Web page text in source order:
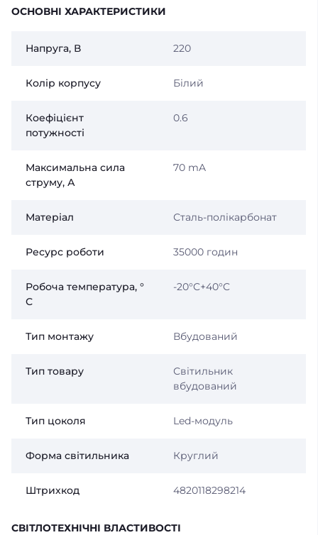
ОСНОВНІ ХАРАКТЕРИСТИКИ
Напруга, В 220
Колір корпусу Білий
Коефіцієнт
потужності
0.6
Максимальна сила
струму, А
70 mA
Матеріал Сталь-полікарбонат
Ресурс роботи 35000 годин
Робоча температура, °
С
-20°C+40°C
Тип монтажу Вбудований
Тип товару
Світильник
вбудований
Тип цоколя Led-модуль
Форма світильника Круглий
Штрихкод 4820118298214
СВІТЛОТЕХНІЧНІ ВЛАСТИВОСТІ